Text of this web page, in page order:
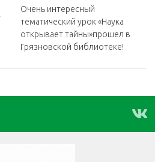
Очень интересный
тематический урок «Наука
открывает тайны»прошел в
Грязновской библиотеке!